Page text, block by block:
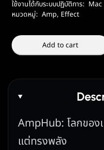
ใช้งานได้กับระบบปฏิบัติการ: Mac
หมวดหมู่: Amp, Effect
Add to cart
AmpHub: โลกของ
แต่ทรงพลัง